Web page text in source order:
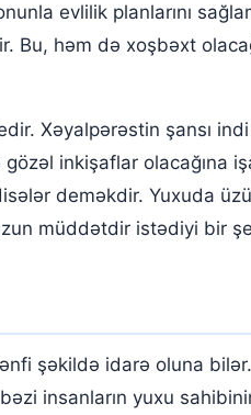
evlilik planlarını
həm də xoşbəxt
Xəyalpərəstin şansı
gözəl inkişaflar olacağına
deməkdir. Yuxuda
müddətdir istədiyi bir
şəkildə idarə oluna
insanların yuxu